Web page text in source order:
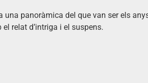
una panoràmica del que van ser els
relat d’intriga i el suspens.